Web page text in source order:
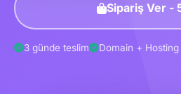
Sipariş Ver -
3 günde teslim Domain +